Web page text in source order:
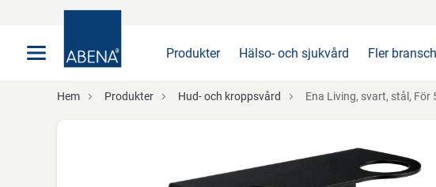
Produkter Hälso- och sjukvård Fler
Hem Produkter Hud- och kroppsvård Ena Living, svart, stål, För 500 ml ENA